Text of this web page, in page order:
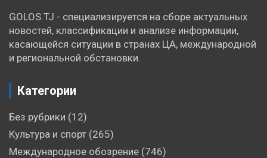
GOLOS.TJ - специализируется на сборе актуальных
новостей, классификации и анализе информации,
касающейся ситуации в странах ЦА, международной
и региональной обстановки.
Категории
Без рубрики (12)
Культура и спорт (265)
Международное обозрение (746)